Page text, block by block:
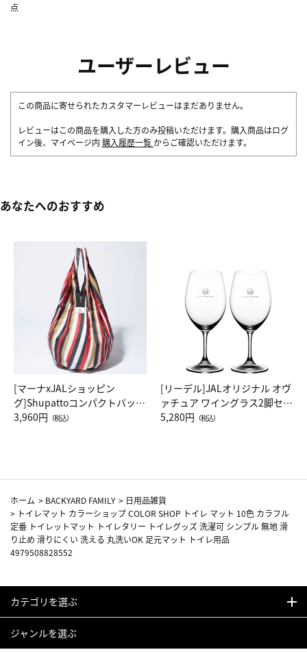
点
ユーザーレビュー
この商品に寄せられたカスタマーレビューはまだありません。
レビューはこの商品を購入した方のみ投稿いただけます。購入商品はログ
イン後、マイページ内 購入履歴一覧 からご確認いただけます。
あなたへのおすすめ
[マーナxJALショッピン
グ]Shupattoコンパクトバッグ
Drop JAL客室乗務員（LC）ス
3,960円 （税込）
[リーデル]JALオリジナル オヴ
ァチュア ワイングラス2脚セッ
ト（レッドワイン）
5,280円 （税込）
ホーム > BACKYARD FAMILY > 日用品雑貨
> トイレマット カラーショップ COLOR SHOP トイレ マット 10色 カラフル
定番 トイレットマット トイレタリー トイレグッズ 洗濯可 シンプル 無地 滑
り止め 滑りにくい 洗える 丸洗いOK 足元マット トイレ用品
4979508828552
カテゴリを選ぶ
ジャンルを選ぶ